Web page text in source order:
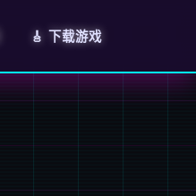
🎸 下载游戏